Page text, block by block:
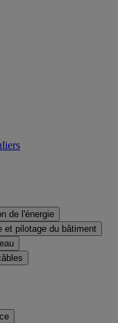
de l'énergie
et pilotage du bâtiment